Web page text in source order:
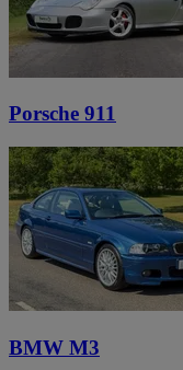
Porsche 911
BMW M3